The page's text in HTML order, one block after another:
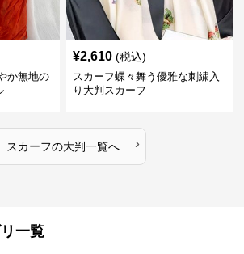
か無地の
¥2,610 (税込)
スカーフ蝶々舞う優雅な刺繍入
り大判スカーフ
スカーフの大判一覧へ ›
一覧